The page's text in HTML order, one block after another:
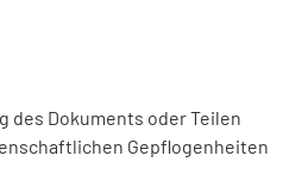
des Dokuments oder Teilen
Gepflogenheiten